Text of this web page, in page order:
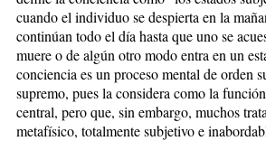
cuando el individuo se despierta en la
continúan todo el día hasta que uno se
muere o de algún otro modo entra en un
conciencia es un proceso mental de orden
supremo, pues la considera como la
central, pero que, sin embargo, muchos
metafísico, totalmente subjetivo e